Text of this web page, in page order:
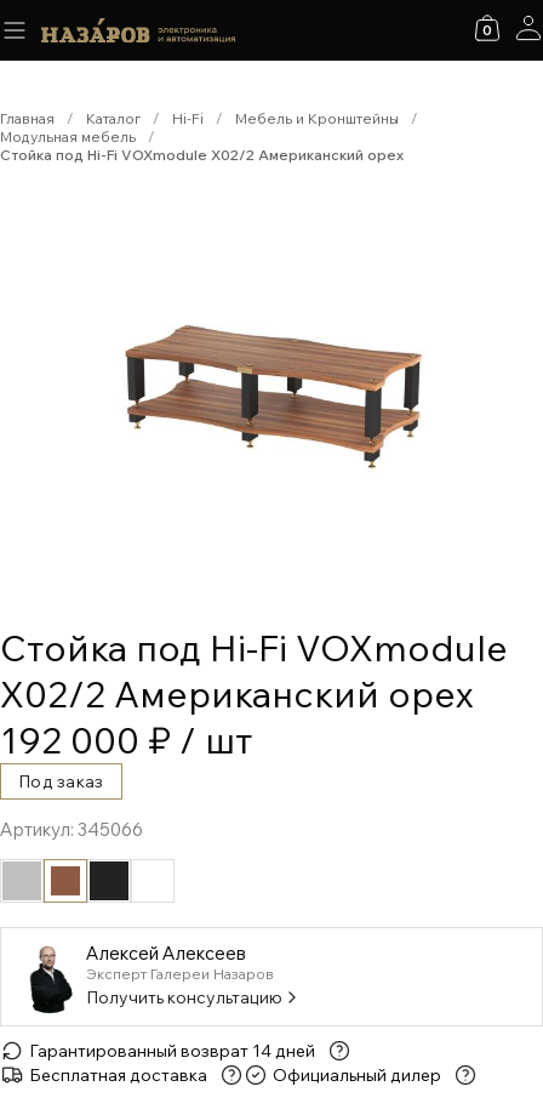
0
Главная / Каталог / Hi-Fi / Мебель и Кронштейны
/
Модульная мебель
/
Стойка под Hi-Fi VOXmodule X02/2 Американский орех
Стойка под Hi-Fi VOXmodule
X02/2 Американский орех
192 000 ₽ / шт
Под заказ
Артикул: 345066
Алексей Алексеев
Эксперт Галереи Назаров
Получить консультацию
Гарантированный возврат 14 дней
Бесплатная доставка
Официальный дилер